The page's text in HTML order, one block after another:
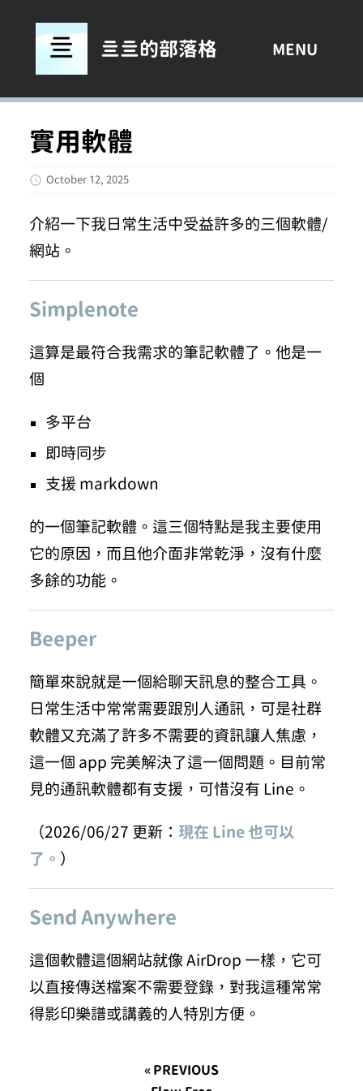
亖亖的部落格 MENU
實用軟體
October 12, 2025
介紹一下我日常生活中受益許多的三個軟體/
網站。
Simplenote
這算是最符合我需求的筆記軟體了。他是一
個
多平台
即時同步
支援 markdown
的一個筆記軟體。這三個特點是我主要使用
它的原因，而且他介面非常乾淨，沒有什麼
多餘的功能。
Beeper
簡單來說就是一個給聊天訊息的整合工具。
日常生活中常常需要跟別人通訊，可是社群
軟體又充滿了許多不需要的資訊讓人焦慮，
這一個 app 完美解決了這一個問題。目前常
見的通訊軟體都有支援，可惜沒有 Line。
（2026/06/27 更新： 現在 Line 也可以
了。 ）
Send Anywhere
這個軟體這個網站就像 AirDrop 一樣，它可
以直接傳送檔案不需要登錄，對我這種常常
得影印樂譜或講義的人特別方便。
« PREVIOUS